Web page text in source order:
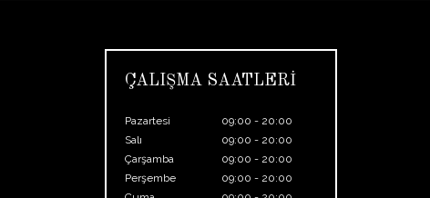
ÇALIŞMA SAATLERİ
Pazartesi
09:00 - 20:00
Salı
09:00 - 20:00
Çarşamba
09:00 - 20:00
Perşembe
09:00 - 20:00